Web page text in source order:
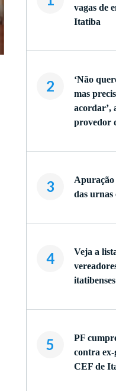
vagas de
Itatiba
2
‘Não
mas
acordar’,
provedor
3
das urnas
4
Veja a
itatibenses
5
PF
contra ex-
CEF de